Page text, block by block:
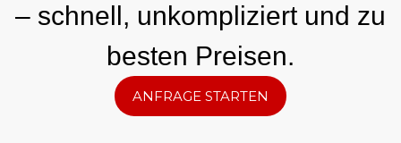
– schnell, unkompliziert und zu
besten Preisen.
ANFRAGE STARTEN